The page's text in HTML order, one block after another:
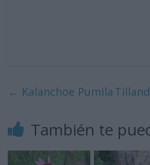
← Kalanchoe Pumila
También te